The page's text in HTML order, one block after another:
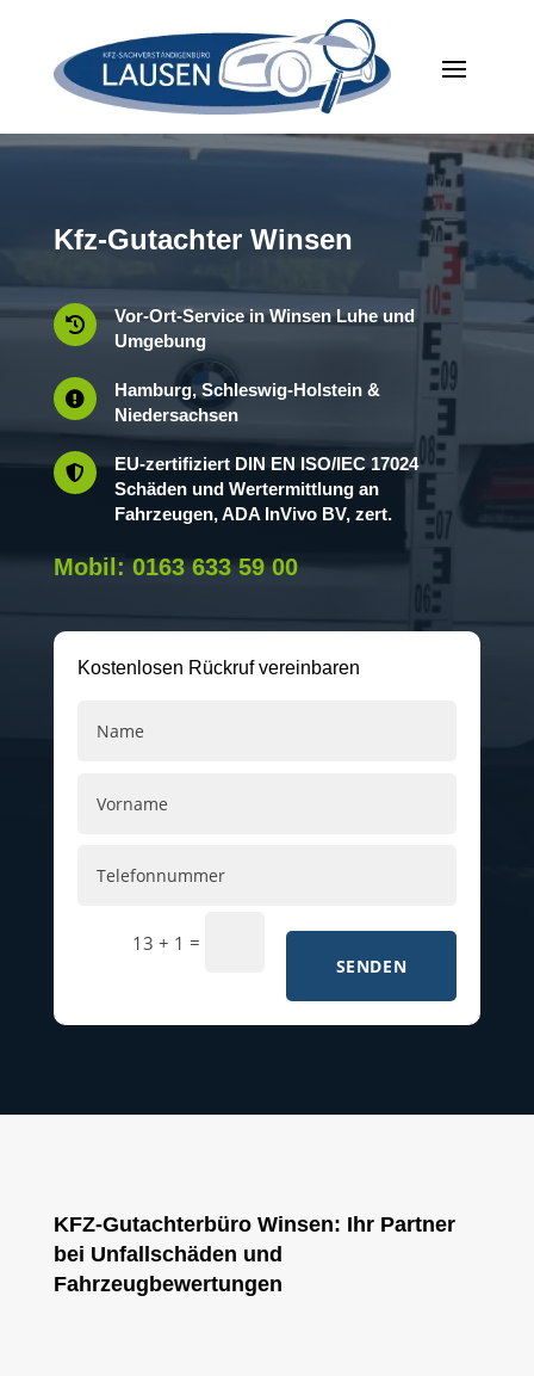
Kfz-Gutachter Winsen

Vor-Ort-Service in Winsen Luhe und
Umgebung

Hamburg, Schleswig-Holstein &
Niedersachsen

EU-zertifiziert DIN EN ISO/IEC 17024
Schäden und Wertermittlung an
Fahrzeugen, ADA InVivo BV, zert.
Mobil: 0163 633 59 00
Kostenlosen Rückruf vereinbaren
13 + 1 =
SENDEN
KFZ-Gutachterbüro Winsen: Ihr Partner
bei Unfallschäden und
Fahrzeugbewertungen